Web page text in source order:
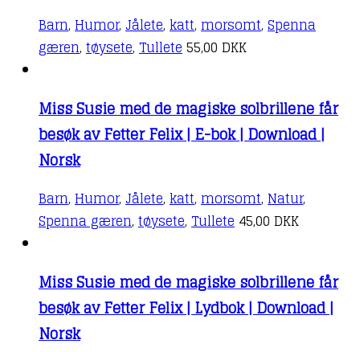
Barn, Humor, Jålete, katt, morsomt, Spenna
gæren, tøysete, Tullete55,00 DKK
Miss Susie med de magiske solbrillene får
besøk av Fetter Felix | E-bok | Download |
Norsk
Barn, Humor, Jålete, katt, morsomt, Natur,
Spenna gæren, tøysete, Tullete 45,00 DKK
Miss Susie med de magiske solbrillene får
besøk av Fetter Felix | Lydbok | Download |
Norsk